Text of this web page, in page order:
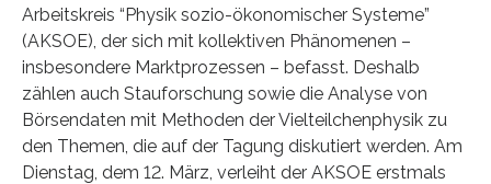
Arbeitskreis “Physik sozio-ökonomischer Systeme”
(AKSOE), der sich mit kollektiven Phänomenen –
insbesondere Marktprozessen – befasst. Deshalb
zählen auch Stauforschung sowie die Analyse von
Börsendaten mit Methoden der Vielteilchenphysik zu
den Themen, die auf der Tagung diskutiert werden. Am
Dienstag, dem 12. März, verleiht der AKSOE erstmals